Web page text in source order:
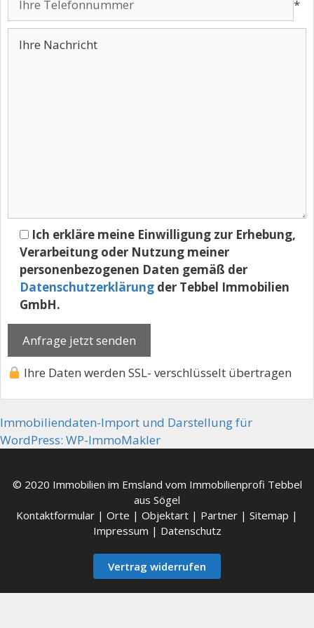
*
Ich erkläre meine Einwilligung zur Erhebung,
Verarbeitung oder Nutzung meiner
personenbezogenen Daten gemäß der
Datenschutzerklärung der Tebbel Immobilien
GmbH.
Ihre Daten werden SSL- verschlüsselt übertragen
Immobiliendaten-Import und Darstellung für
WordPress: WP-ImmoMakler
© 2020 Immobilien im Emsland vom Immobilienprofi Tebbel
aus Sögel
Kontaktformular | Orte | Objektart | Partner | Sitemap |
Impressum | Datenschutz
Vertrag widerrufen